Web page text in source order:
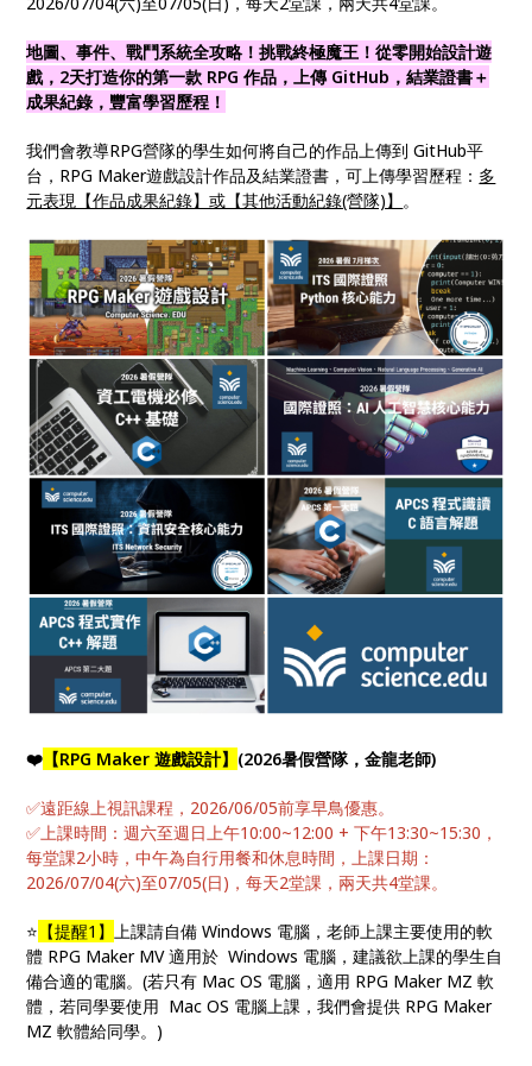
地圖、事件、戰鬥系統全攻略！挑戰終極魔王！從零開始設計遊
戲，2天打造你的第一款 RPG 作品，上傳 GitHub，結業證書＋
成果紀錄，豐富學習歷程！
我們會教導RPG營隊的學生如何將自己的作品上傳到 GitHub平
台，RPG Maker遊戲設計作品及結業證書，可上傳學習歷程： 多
元表現【作品成果紀錄】或【其他活動紀錄(營隊)】 。
❤️ 【RPG Maker 遊戲設計】 (2026暑假營隊，金龍老師)
✅遠距線上視訊課程，2026/06/05前享早鳥優惠。
✅上課時間：週六至週日上午10:00~12:00 + 下午13:30~15:30，
每堂課2小時，中午為自行用餐和休息時間，上課日期：
2026/07/04(六)至07/05(日)，每天2堂課，兩天共4堂課。
⭐️ 【提醒1】
上課請自備 Windows 電腦，老師上課主要使用的軟
體 RPG Maker MV 適用於 Windows 電腦，建議欲上課的學生自
備合適的電腦。(若只有 Mac OS 電腦，適用 RPG Maker MZ 軟
體，若同學要使用 Mac OS 電腦上課，我們會提供 RPG Maker
MZ 軟體給同學。)